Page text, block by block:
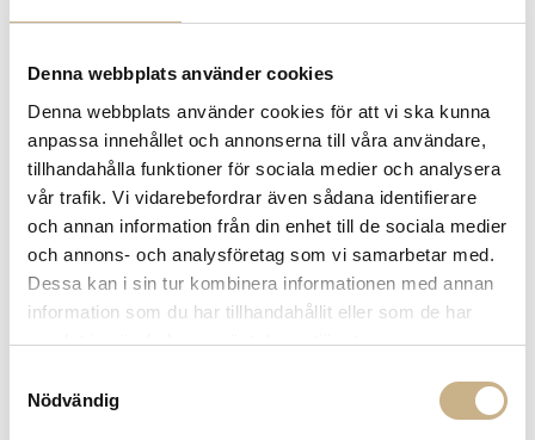
Denna webbplats använder cookies
Denna webbplats använder cookies för att vi ska kunna
anpassa innehållet och annonserna till våra användare,
tillhandahålla funktioner för sociala medier och analysera
vår trafik. Vi vidarebefordrar även sådana identifierare
och annan information från din enhet till de sociala medier
och annons- och analysföretag som vi samarbetar med.
Dessa kan i sin tur kombinera informationen med annan
information som du har tillhandahållit eller som de har
samlat in när du har använt deras tjänster.
Nödvändig
FRÅGA OSS OM PRODUKTEN
DESCRIPTION
COLOR VARIANTS